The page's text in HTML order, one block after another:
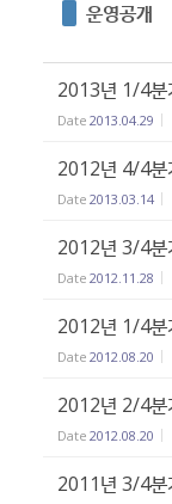
운영공개
2013년 1/4분
Date 2013.04.29
2012년 4/4분
Date 2013.03.14
2012년 3/4분
Date 2012.11.28
2012년 1/4분
Date 2012.08.20
2012년 2/4분
Date 2012.08.20
2011년 3/4분